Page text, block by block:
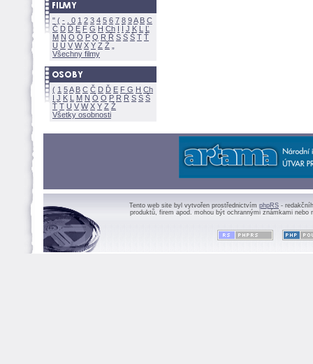
" ( - 0 1 2 3 4 5 6 7 8 9A B C
Č D Ď E F G H Ch I Í J K L
Ľ
M N O Ó P Q R Ř S Ś T Ť
U Ú V W X Y Z
Všechny filmy
( 1 5A B C Č D Ď E F G H Ch
I J K L M N Ó O P R Ř S Ś
Ť T U V W X Y Z
Všetky osobnosti
Tento web site byl vytvořen prostřednictvím phpRS -
produktů, firem apod. mohou být ochrannými známkami